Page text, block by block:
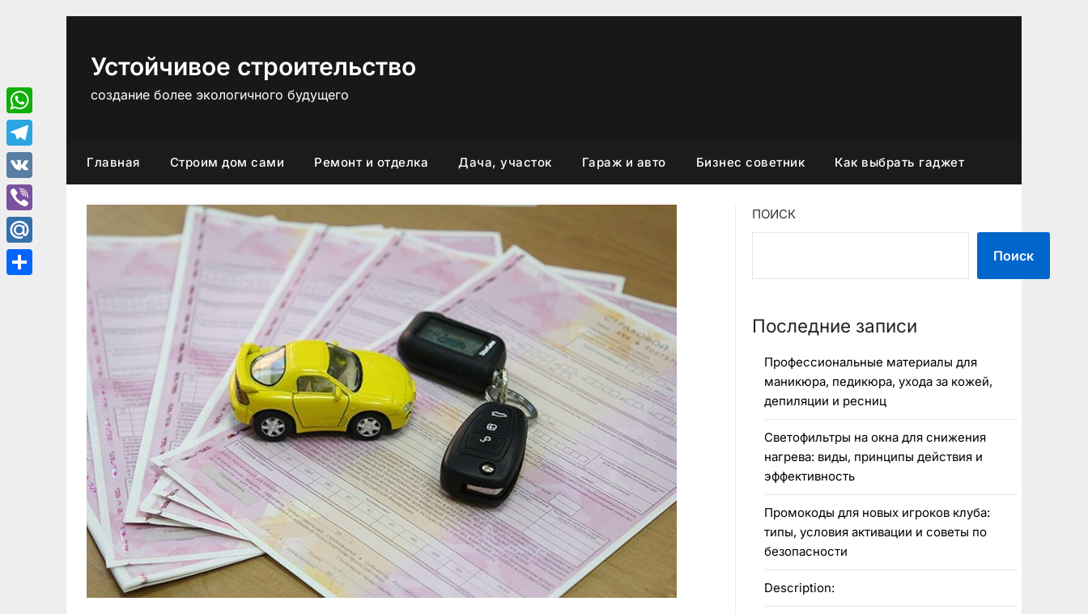
Устойчивое строительство
создание более экологичного будущего
Главная Строим дом сами Ремонт и отделка Дача, участок Гараж и авто Бизнес советник Как выбрать гаджет
ПОИСК
Поиск
Последние записи
Профессиональные материалы для
маникюра, педикюра, ухода за кожей,
депиляции и ресниц
Светофильтры на окна для снижения
нагрева: виды, принципы действия и
эффективность
Промокоды для новых игроков клуба:
типы, условия активации и советы по
безопасности
Description:
WhatsApp
Telegram
VK
Viber
Mail.Ru